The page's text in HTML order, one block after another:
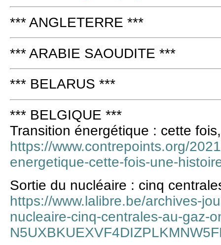
*** ANGLETERRE ***
*** ARABIE SAOUDITE ***
*** BELARUS ***
*** BELGIQUE ***
Transition énergétique : cette
https://www.contrepoints.org/
energetique-cette-fois-une-
Sortie du nucléaire : cinq
https://www.lalibre.be/archives-
nucleaire-cinq-centrales-au-gaz-